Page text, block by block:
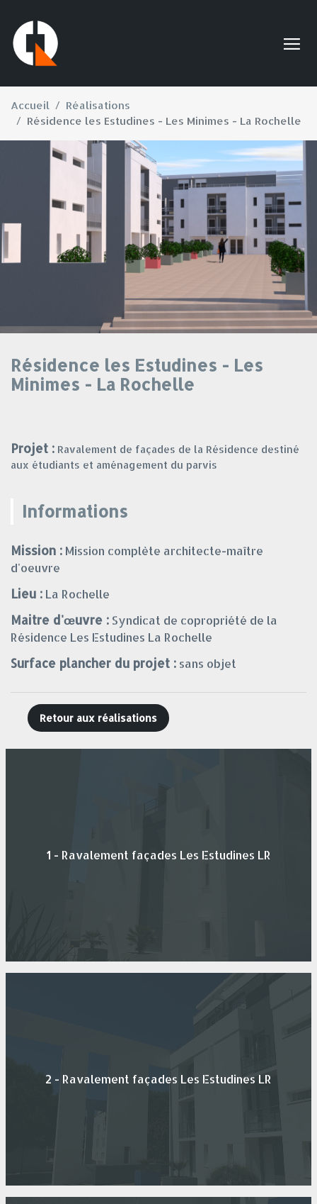
Accueil
Réalisations
Résidence les Estudines - Les Minimes - La Rochelle
Résidence les Estudines - Les
Minimes - La Rochelle
Projet : Ravalement de façades de la Résidence destiné
aux étudiants et aménagement du parvis
Informations
Mission : Mission complète architecte-maître
d'oeuvre
Lieu : La Rochelle
Maitre d'œuvre : Syndicat de copropriété de la
Résidence Les Estudines La Rochelle
Surface plancher du projet : sans objet
Retour aux réalisations
1 - Ravalement façades Les Estudines LR
2 - Ravalement façades Les Estudines LR